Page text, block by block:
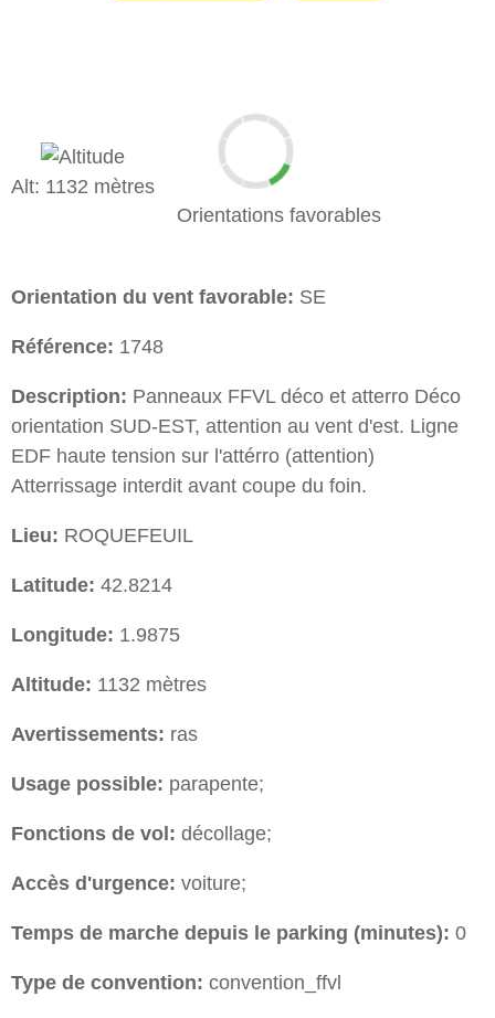
Alt: 1132 mètres
Orientations favorables
Orientation du vent favorable: SE
Référence: 1748
Description: Panneaux FFVL déco et atterro Déco
orientation SUD-EST, attention au vent d'est. Ligne
EDF haute tension sur l'attérro (attention)
Atterrissage interdit avant coupe du foin.
Lieu: ROQUEFEUIL
Latitude: 42.8214
Longitude: 1.9875
Altitude: 1132 mètres
Avertissements: ras
Usage possible: parapente;
Fonctions de vol: décollage;
Accès d'urgence: voiture;
Temps de marche depuis le parking (minutes): 0
Type de convention: convention_ffvl